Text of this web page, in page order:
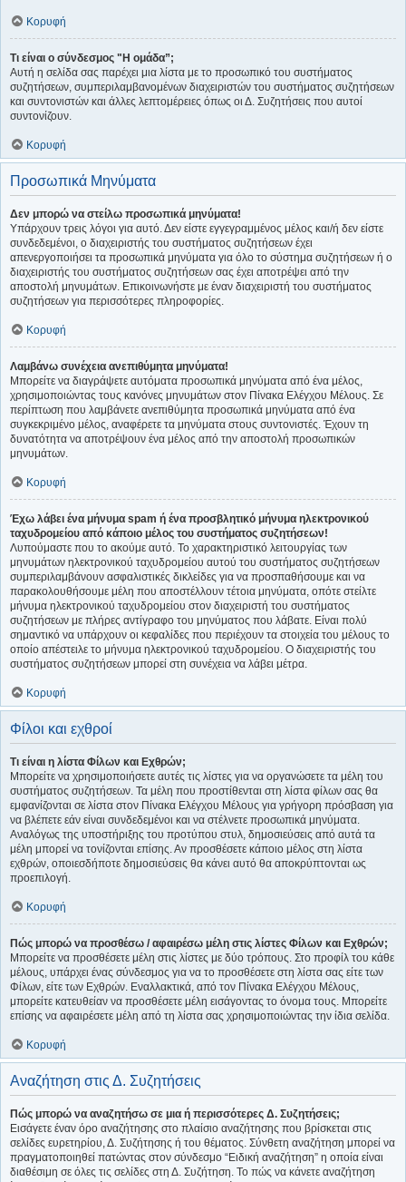
Κορυφή
Τι είναι ο σύνδεσμος "Η ομάδα”;
Αυτή η σελίδα σας παρέχει μια λίστα με το προσωπικό του συστήματος
συζητήσεων, συμπεριλαμβανομένων διαχειριστών του συστήματος συζητήσεων
και συντονιστών και άλλες λεπτομέρειες όπως οι Δ. Συζητήσεις που αυτοί
συντονίζουν.
Κορυφή
Προσωπικά Μηνύματα
Δεν μπορώ να στείλω προσωπικά μηνύματα!
Υπάρχουν τρεις λόγοι για αυτό. Δεν είστε εγγεγραμμένος μέλος και/ή δεν είστε
συνδεδεμένοι, ο διαχειριστής του συστήματος συζητήσεων έχει
απενεργοποιήσει τα προσωπικά μηνύματα για όλο το σύστημα συζητήσεων ή ο
διαχειριστής του συστήματος συζητήσεων σας έχει αποτρέψει από την
αποστολή μηνυμάτων. Επικοινωνήστε με έναν διαχειριστή του συστήματος
συζητήσεων για περισσότερες πληροφορίες.
Κορυφή
Λαμβάνω συνέχεια ανεπιθύμητα μηνύματα!
Μπορείτε να διαγράψετε αυτόματα προσωπικά μηνύματα από ένα μέλος,
χρησιμοποιώντας τους κανόνες μηνυμάτων στον Πίνακα Ελέγχου Μέλους. Σε
περίπτωση που λαμβάνετε ανεπιθύμητα προσωπικά μηνύματα από ένα
συγκεκριμένο μέλος, αναφέρετε τα μηνύματα στους συντονιστές. Έχουν τη
δυνατότητα να αποτρέψουν ένα μέλος από την αποστολή προσωπικών
μηνυμάτων.
Κορυφή
Έχω λάβει ένα μήνυμα spam ή ένα προσβλητικό μήνυμα ηλεκτρονικού
ταχυδρομείου από κάποιο μέλος του συστήματος συζητήσεων!
Λυπούμαστε που το ακούμε αυτό. Το χαρακτηριστικό λειτουργίας των
μηνυμάτων ηλεκτρονικού ταχυδρομείου αυτού του συστήματος συζητήσεων
συμπεριλαμβάνουν ασφαλιστικές δικλείδες για να προσπαθήσουμε και να
παρακολουθήσουμε μέλη που αποστέλλουν τέτοια μηνύματα, οπότε στείλτε
μήνυμα ηλεκτρονικού ταχυδρομείου στον διαχειριστή του συστήματος
συζητήσεων με πλήρες αντίγραφο του μηνύματος που λάβατε. Είναι πολύ
σημαντικό να υπάρχουν οι κεφαλίδες που περιέχουν τα στοιχεία του μέλους το
οποίο απέστειλε το μήνυμα ηλεκτρονικού ταχυδρομείου. Ο διαχειριστής του
συστήματος συζητήσεων μπορεί στη συνέχεια να λάβει μέτρα.
Κορυφή
Φίλοι και εχθροί
Τι είναι η λίστα Φίλων και Εχθρών;
Μπορείτε να χρησιμοποιήσετε αυτές τις λίστες για να οργανώσετε τα μέλη του
συστήματος συζητήσεων. Τα μέλη που προστίθενται στη λίστα φίλων σας θα
εμφανίζονται σε λίστα στον Πίνακα Ελέγχου Μέλους για γρήγορη πρόσβαση για
να βλέπετε εάν είναι συνδεδεμένοι και να στέλνετε προσωπικά μηνύματα.
Αναλόγως της υποστήριξης του προτύπου στυλ, δημοσιεύσεις από αυτά τα
μέλη μπορεί να τονίζονται επίσης. Αν προσθέσετε κάποιο μέλος στη λίστα
εχθρών, οποιεσδήποτε δημοσιεύσεις θα κάνει αυτό θα αποκρύπτονται ως
προεπιλογή.
Κορυφή
Πώς μπορώ να προσθέσω / αφαιρέσω μέλη στις λίστες Φίλων και Εχθρών;
Μπορείτε να προσθέσετε μέλη στις λίστες με δύο τρόπους. Στο προφίλ του κάθε
μέλους, υπάρχει ένας σύνδεσμος για να το προσθέσετε στη λίστα σας είτε των
Φίλων, είτε των Εχθρών. Εναλλακτικά, από τον Πίνακα Ελέγχου Μέλους,
μπορείτε κατευθείαν να προσθέσετε μέλη εισάγοντας το όνομα τους. Μπορείτε
επίσης να αφαιρέσετε μέλη από τη λίστα σας χρησιμοποιώντας την ίδια σελίδα.
Κορυφή
Αναζήτηση στις Δ. Συζητήσεις
Πώς μπορώ να αναζητήσω σε μια ή περισσότερες Δ. Συζητήσεις;
Εισάγετε έναν όρο αναζήτησης στο πλαίσιο αναζήτησης που βρίσκεται στις
σελίδες ευρετηρίου, Δ. Συζήτησης ή του θέματος. Σύνθετη αναζήτηση μπορεί να
πραγματοποιηθεί πατώντας στον σύνδεσμο “Ειδική αναζήτηση” η οποία είναι
διαθέσιμη σε όλες τις σελίδες στη Δ. Συζήτηση. Το πώς να κάνετε αναζήτηση